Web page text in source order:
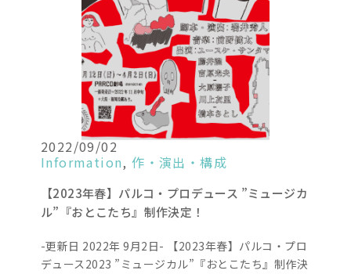
2022/09/02
Information,作・演出・構成
【2023年春】パルコ・プロデュース ”ミュージカ
ル”『おとこたち』制作決定！
-更新日 2022年 9月2日- 【2023年春】パルコ・プロ
デュース2023 ”ミュージカル”『おとこたち』制作決